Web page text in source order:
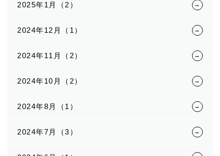
2025年1月（2）
2024年12月（1）
2024年11月（2）
2024年10月（2）
2024年8月（1）
2024年7月（3）